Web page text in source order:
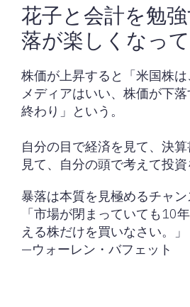
花子と会計を勉
落が楽しくなっ
株価が上昇すると「米国株
メディアはいい、株価が下
終わり」という。
自分の目で経済を見て、決
見て、自分の頭で考えて投資
暴落は本質を見極めるチャン
「市場が閉まっていても10
える株だけを買いなさい。」
—ウォーレン・バフェット